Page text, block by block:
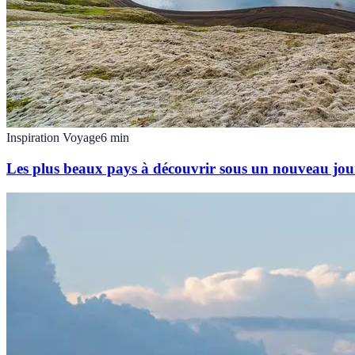
Inspiration Voyage6 min
Les plus beaux pays à découvrir sous un nouveau